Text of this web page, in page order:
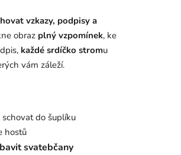
vzkazy, podpisy a
obraz plný vzpomínek, ke
každé srdíčko stromu
vám záleží.
schovat do šuplíku
hostů
svatebčany